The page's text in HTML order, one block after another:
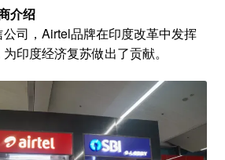
介绍
司，Airtel品牌在印度改革中发挥
印度经济复苏做出了贡献。